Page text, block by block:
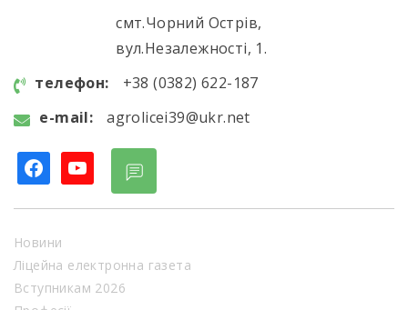
смт.Чорний Острів,
вул.Незалежності, 1.
телефон:
+38 (0382) 622-187
e-mail:
agrolicei39@ukr.net
facebookyoutube
Новини
Ліцейна електронна газета
Вступникам 2026